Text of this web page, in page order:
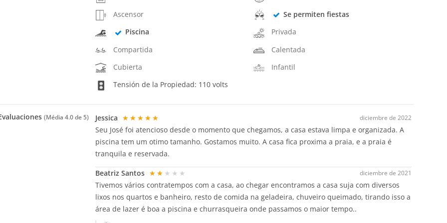
Ascensor
Se permiten fiestas
Piscina
Privada
Compartida
Calentada
Cubierta
Infantil
Tensión de la Propiedad: 110 volts
(Média 4.0 de 5) diciembre de 2022
Jessica ★★★★★
Seu José foi atencioso desde o momento que chegamos, a casa estava limpa e organizada. A
piscina tem um otimo tamanho. Gostamos muito. A casa fica proxima a praia, e a praia é
tranquila e reservada.
diciembre de 2021
Beatriz Santos ★★★★★
Tivemos vários contratempos com a casa, ao chegar encontramos a casa suja com diversos
lixos nos quartos e banheiro, resto de comida na geladeira, chuveiro queimado, tirando isso a
área de lazer é boa a piscina e churrasqueira onde passamos o maior tempo..